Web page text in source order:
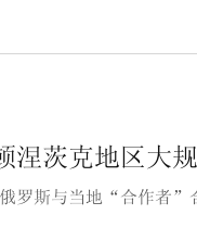
涅茨克地区大
俄罗斯与当地“合作者